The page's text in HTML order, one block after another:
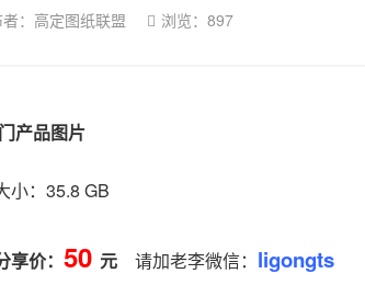
：高定图纸联盟 浏览：897
产品图片
小：35.8 GB
享价： 50 元 请加老李微信： ligongts